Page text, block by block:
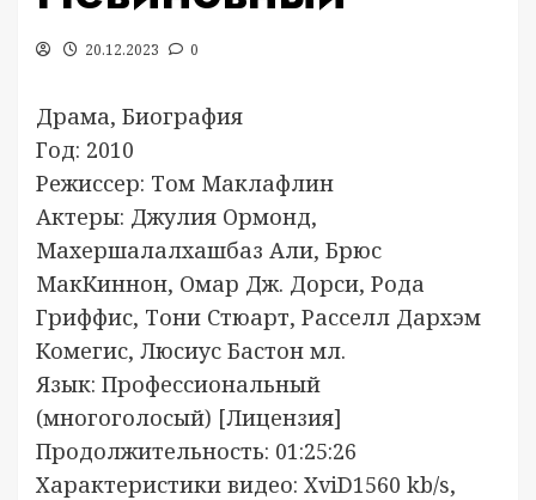
20.12.2023 0
Драма, Биография
Год: 2010
Режиссер: Том Маклафлин
Актеры: Джулия Ормонд,
Махершалалхашбаз Али, Брюс
МакКиннон, Омар Дж. Дорси, Рода
Гриффис, Тони Стюарт, Расселл Дархэм
Комегис, Люсиус Бастон мл.
Язык: Профессиональный
(многоголосый) [Лицензия]
Продолжительность: 01:25:26
Характеристики видео: XviD1560 kb/s,